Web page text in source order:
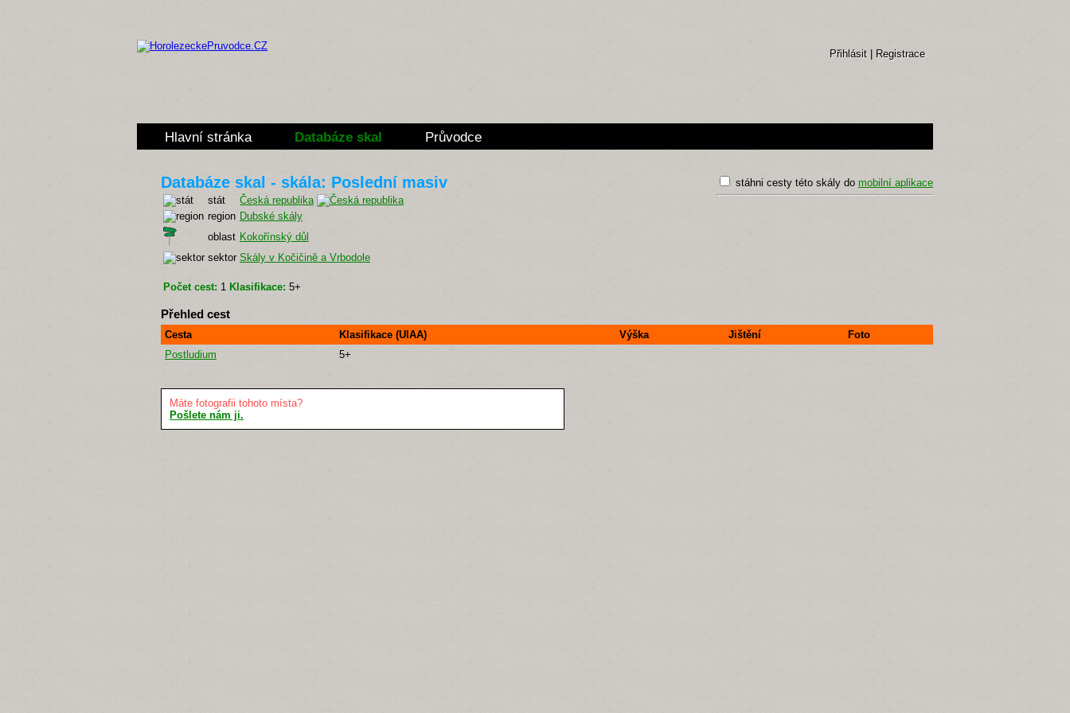
Přihlásit Registrace
Hlavní stránka Databáze skal Průvodce
stáhni cesty této skály do mobilní aplikace
Databáze skal - skála: Poslední masiv
stát
Česká republika
region Dubské skály
oblast Kokořínský důl
sektor Skály v Kočičině a Vrbodole
Počet cest: 1 Klasifikace: 5+
Přehled cest
Cesta Klasifikace (UIAA) Výška Jištění
Foto
Postludium
5+
Máte fotografii tohoto místa?
Pošlete nám ji.